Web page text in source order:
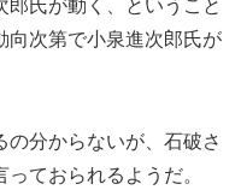
氏が動く、ということ
向次第で小泉進次郎氏が
分からないが、石破さ
ておられるようだ。